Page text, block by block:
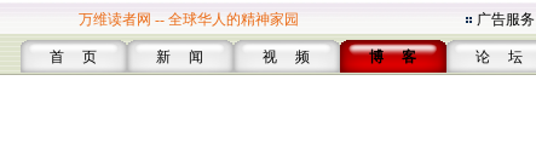
万维读者网 -- 全球华人的精神家园 广告服务
首 页 新 闻 视 频 博 客 论 坛